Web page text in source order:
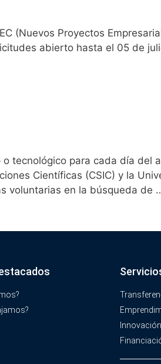
(Nuevos Proyectos
abierto hasta el 05 de
tecnológico para cada día
Científicas (CSIC) y la
voluntarias en la búsqueda de
Innovación